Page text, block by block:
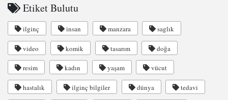
Etiket Bulutu
ilginç insan manzara saglık
video komik tasarım doğa
resim kadın yaşam vücut
hastalık ilginç bilgiler dünya tedavi